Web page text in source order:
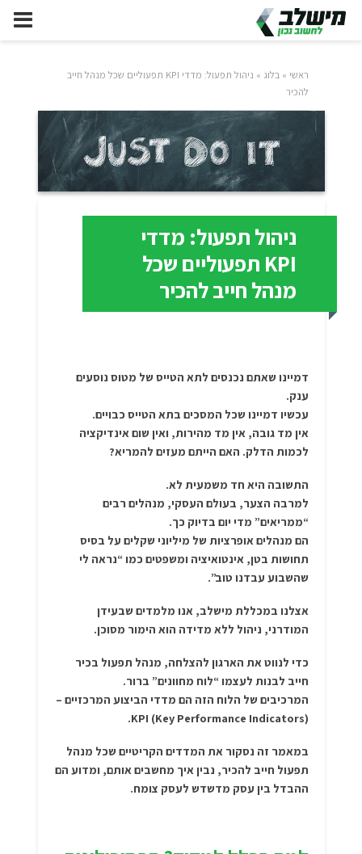
ראשי »בלוג »
ניהול תפעול: מדדי KPI תפעוליים שכל מנהל חייב
להכיר
ניהול תפעול: מדדי
KPI תפעוליים שכל
מנהל חייב להכיר
דמיינו שאתם נכנסים לתא הטייס של מטוס נוסעים
ענק.
עכשיו דמיינו שכל המסכים בתא הטייס כבויים.
אין מד גובה, אין מד מהירות, ואין שום אינדיקציה
לכמות הדלק. האם הייתם מעזים להמריא?
התשובה היא חד משמעית לא.
למרבה הצער, בעולם העסקי, מנהלים רבים
“ממריאים” מדי יום בדיוק כך.
הם מנהלים אופרציות של מיליוני שקלים על בסיס
תחושות בטן, אינטואיציה ומשפטים כמו “נראה לי
שהשבוע עבדנו טוב”.
אצלנו במכללת מישלב, אנו מלמדים שבעידן
המודרני, ניהול ללא מדידה הוא הימור מסוכן.
כדי לנווט את הארגון להצלחה, מנהל תפעול בכיר
חייב לבנות לעצמו “לוח מחוונים” ברור.
המרכיבים של הלוח הזה הם מדדי הביצוע המרכזיים –
KPI (Key Performance Indicators).
במאמר זה נסקור את המדדים הקריטיים שכל מנהל
תפעול חייב להכיר, נבין איך מחשבים אותם, ומדוע הם
ההבדל בין עסק מדשדש לעסק צומח.